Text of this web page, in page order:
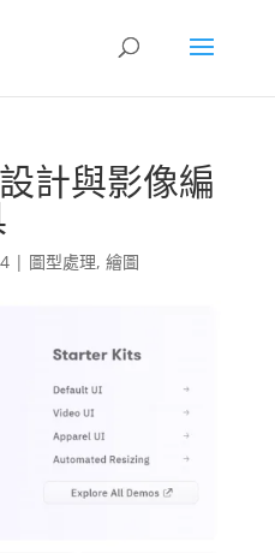
計與影像編
| 圖型處理, 繪圖